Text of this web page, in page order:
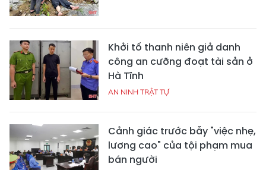
Khởi tố thanh niên giả danh
công an cưỡng đoạt tài sản ở
Hà Tĩnh
AN NINH TRẬT TỰ
Cảnh giác trước bẫy "việc nhẹ,
lương cao" của tội phạm mua
bán người